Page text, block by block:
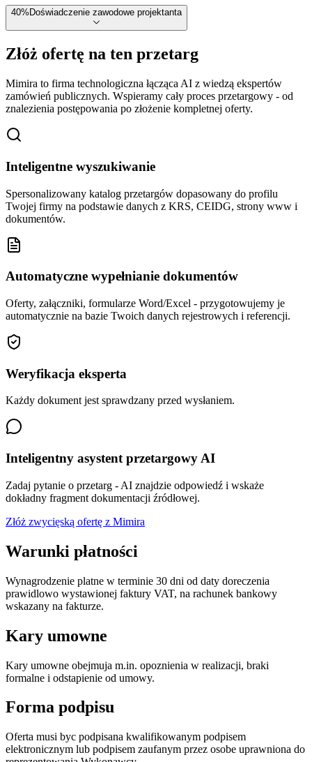
40% Doświadczenie zawodowe projektanta
Złóż ofertę na ten przetarg
Mimira to firma technologiczna łącząca AI z wiedzą ekspertów
zamówień publicznych. Wspieramy cały proces przetargowy - od
znalezienia postępowania po złożenie kompletnej oferty.
Inteligentne wyszukiwanie
Spersonalizowany katalog przetargów dopasowany do profilu
Twojej firmy na podstawie danych z KRS, CEIDG, strony www i
dokumentów.
Automatyczne wypełnianie dokumentów
Oferty, załączniki, formularze Word/Excel - przygotowujemy je
automatycznie na bazie Twoich danych rejestrowych i referencji.
Weryfikacja eksperta
Każdy dokument jest sprawdzany przed wysłaniem.
Inteligentny asystent przetargowy AI
Zadaj pytanie o przetarg - AI znajdzie odpowiedź i wskaże
dokładny fragment dokumentacji źródłowej.
Złóż zwycięską ofertę z Mimira
Warunki płatności
Wynagrodzenie platne w terminie 30 dni od daty doreczenia
prawidlowo wystawionej faktury VAT, na rachunek bankowy
wskazany na fakturze.
Kary umowne
Kary umowne obejmuja m.in. opoznienia w realizacji, braki
formalne i odstapienie od umowy.
Forma podpisu
Oferta musi byc podpisana kwalifikowanym podpisem
elektronicznym lub podpisem zaufanym przez osobe uprawniona do